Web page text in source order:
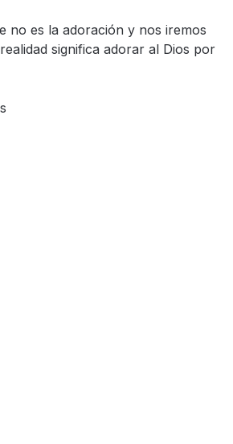
no es la adoración y nos iremos
significa adorar al Dios por